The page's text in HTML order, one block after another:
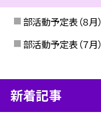
部活動予定表（８月）
部活動予定表（７月）
新着記事